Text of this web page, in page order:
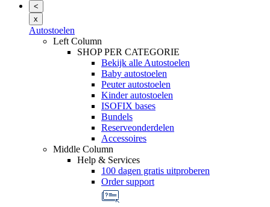
<
x
Autostoelen
Left Column
SHOP PER CATEGORIE
Bekijk alle Autostoelen
Baby autostoelen
Peuter autostoelen
Kinder autostoelen
ISOFIX bases
Bundels
Reserveonderdelen
Accessoires
Middle Column
Help & Services
100 dagen gratis uitproberen
Order support